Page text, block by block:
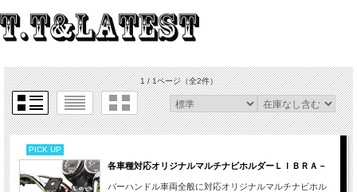
1 / 1ページ（全2件）
PICK UP
各車種対応オリジナルマルチナビホルダーＬＩＢＲＡ－
バーハンドル車両全般に対応オリジナルマルチナビホル